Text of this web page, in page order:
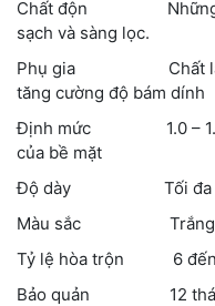
Chất độn Những
sạch và sàng lọc.
Phụ gia Chất làm
tăng cường độ bám dính
Định mức 1.0 – 1.2
của bề mặt
Độ dày Tối đa
Màu sắc Trắng
Tỷ lệ hòa trộn 6
Bảo quản 12 tháng